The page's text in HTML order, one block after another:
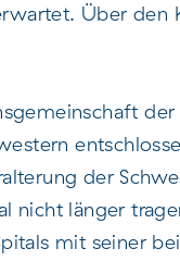
Über den
der
der
nicht länger
mit seiner